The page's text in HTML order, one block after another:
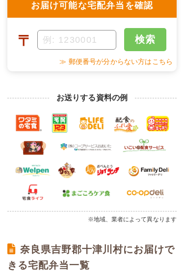
お届け可能な宅配弁当を確認
〒 検索
≫ 郵便番号が分からない方はこちら
お送りする資料の例
※地域、業者によって異なります
奈良県吉野郡十津川村にお届けで
きる宅配弁当一覧